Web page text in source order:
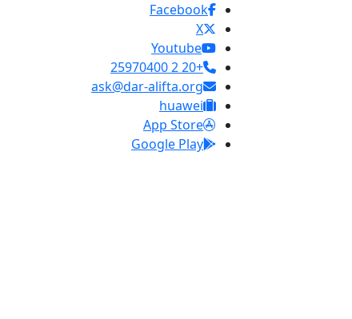
Facebook
X
Youtube
+20 2 25970400
ask@dar-alifta.org
huawei
App Store
Google Play